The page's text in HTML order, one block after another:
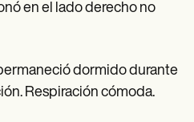
en el lado derecho no
dormido durante
Respiración cómoda.